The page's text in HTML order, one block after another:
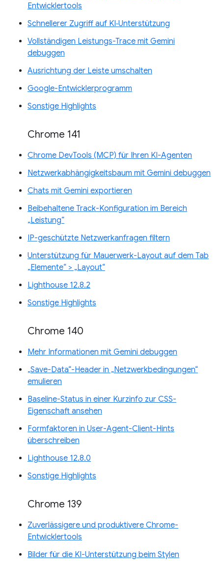
Entwicklertools
Schnellerer Zugriff auf KI‑Unterstützung
Vollständigen Leistungs-Trace mit Gemini
debuggen
Ausrichtung der Leiste umschalten
Google-Entwicklerprogramm
Sonstige Highlights
Chrome 141
Chrome DevTools (MCP) für Ihren KI-Agenten
Netzwerkabhängigkeitsbaum mit Gemini debuggen
Chats mit Gemini exportieren
Beibehaltene Track-Konfiguration im Bereich
„Leistung“
IP-geschützte Netzwerkanfragen filtern
Unterstützung für Mauerwerk-Layout auf dem Tab
„Elemente“ > „Layout“
Lighthouse 12.8.2
Sonstige Highlights
Chrome 140
Mehr Informationen mit Gemini debuggen
„Save-Data“-Header in „Netzwerkbedingungen“
emulieren
Baseline-Status in einer Kurzinfo zur CSS-
Eigenschaft ansehen
Formfaktoren in User-Agent-Client-Hints
überschreiben
Lighthouse 12.8.0
Sonstige Highlights
Chrome 139
Zuverlässigere und produktivere Chrome-
Entwicklertools
Bilder für die KI-Unterstützung beim Stylen